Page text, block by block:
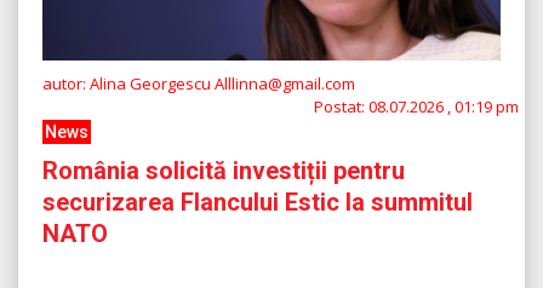
autor: Alina Georgescu Alllinna@gmail.com
Postat: 08.07.2026 , 01:19 pm
News
România solicită investiții pentru
securizarea Flancului Estic la summitul
NATO